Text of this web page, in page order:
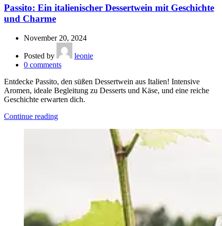
Passito: Ein italienischer Dessertwein mit Geschichte
und Charme
November 20, 2024
Posted by
leonie
0 comments
Entdecke Passito, den süßen Dessertwein aus Italien! Intensive
Aromen, ideale Begleitung zu Desserts und Käse, und eine reiche
Geschichte erwarten dich.
Continue reading